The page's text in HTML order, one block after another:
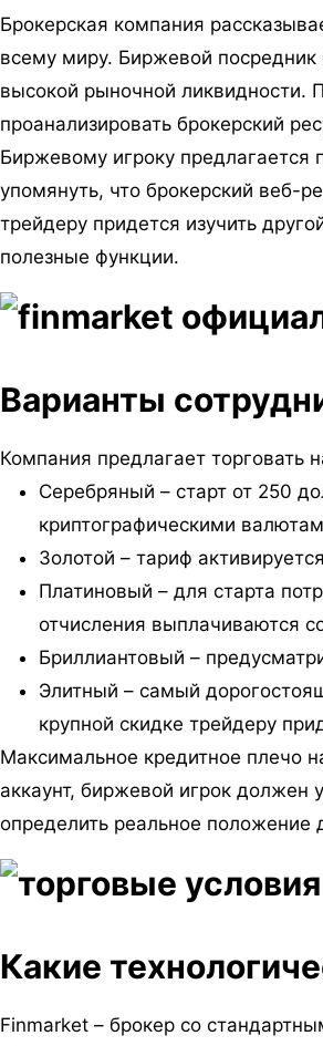
Брокерская компания
всему миру. Биржевой
высокой рыночной ликвидности.
проанализировать брокерский
Биржевому игроку предлагается
упомянуть, что брокерский веб-
трейдеру придется изучить
полезные функции.
Варианты
Компания предлагает торговать
Серебряный – старт от 250
криптографическими
Золотой – тариф
Платиновый – для старта
отчисления выплачиваются
Бриллиантовый –
Элитный – самый
крупной скидке трейдеру
Максимальное кредитное плечо
аккаунт, биржевой игрок должен
определить реальное положение
Какие
Finmarket – брокер со